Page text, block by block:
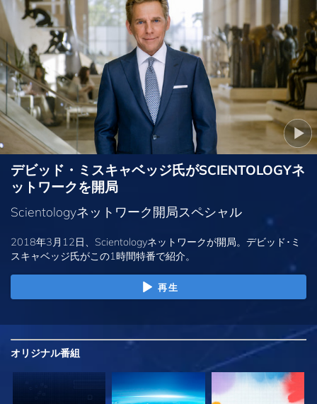
デビッド・ミスキャベッジ氏がSCIENTOLOGYネ
ットワークを開局
Scientologyネットワーク開局スペシャル
2018年3月12日、Scientologyネットワークが開局。デビッド･ミ
スキャベッジ氏がこの1時間特番で紹介。
再生
オリジナル番組